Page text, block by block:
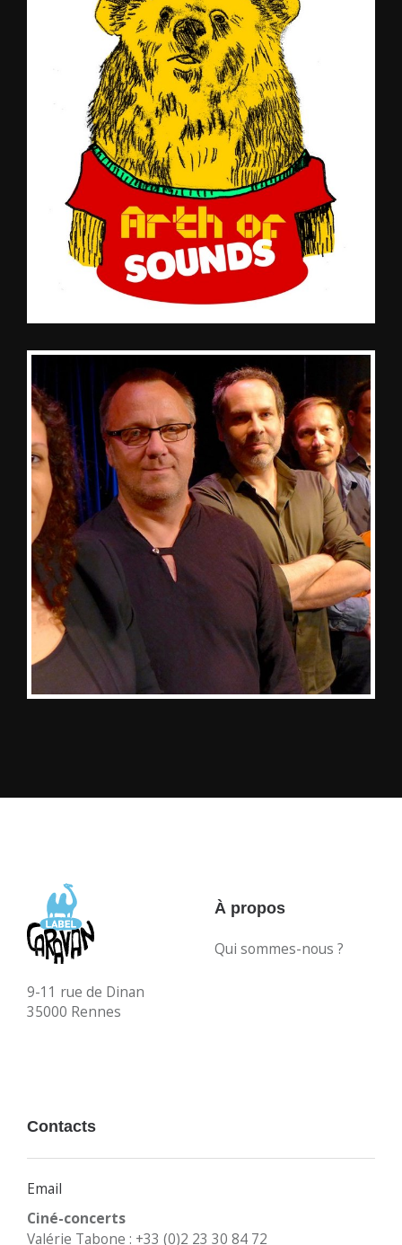
9-11 rue de Dinan
35000 Rennes
À propos
Qui sommes-nous ?
Contacts
Email
Ciné-concerts
Valérie Tabone : +33 (0)2 23 30 84 72